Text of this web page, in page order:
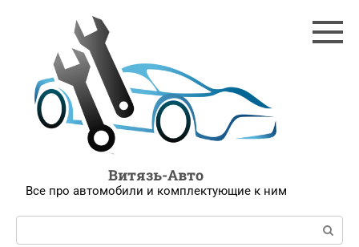
Витязь-Авто
Все про автомобили и комплектующие к ним
Поиск: